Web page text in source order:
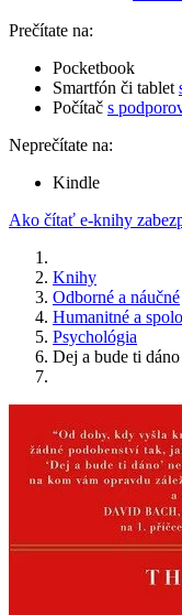
Prečítate na:
Pocketbook
Smartfón či tablet
Počítač s
Neprečítate na:
Kindle
Ako čítať e-knihy
Knihy
Odborné a náučné
Humanitné a
Psychológia
Dej a bude ti dáno